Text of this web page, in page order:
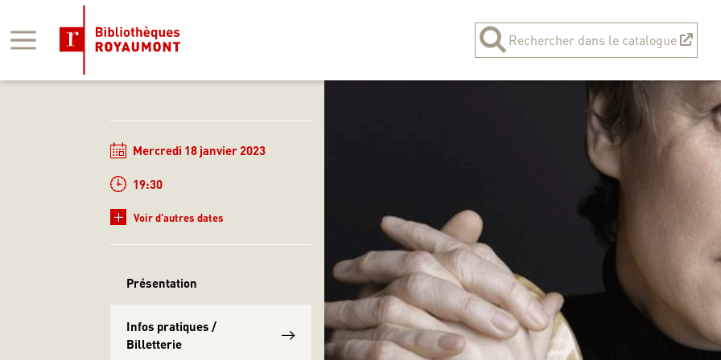
Rechercher dans le catalogue
Mercredi 18 janvier 2023
19:30
+ Voir d'autres dates
Présentation
Infos pratiques /
Billetterie
Panneau de gestion des cookies